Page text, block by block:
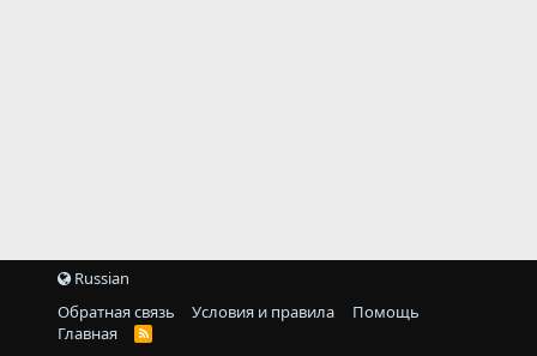
Russian
Обратная связь
Условия и правила
Помощь
Главная